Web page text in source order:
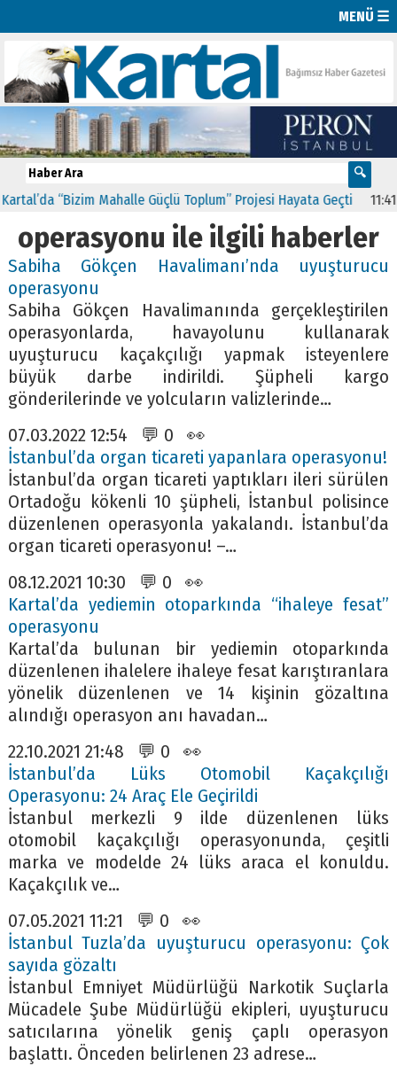
MENÜ ☰
“Bizim Mahalle Güçlü Toplum” Projesi Hayata Geçti 11:41 CHP
operasyonu ile ilgili haberler
Sabiha Gökçen Havalimanı’nda uyuşturucu
operasyonu
Sabiha Gökçen Havalimanında gerçekleştirilen
operasyonlarda, havayolunu kullanarak
uyuşturucu kaçakçılığı yapmak isteyenlere
büyük darbe indirildi. Şüpheli kargo
gönderilerinde ve yolcuların valizlerinde…
07.03.2022 12:54 💬 0 👀
İstanbul’da organ ticareti yapanlara operasyonu!
İstanbul’da organ ticareti yaptıkları ileri sürülen
Ortadoğu kökenli 10 şüpheli, İstanbul polisince
düzenlenen operasyonla yakalandı. İstanbul’da
organ ticareti operasyonu! –…
08.12.2021 10:30 💬 0 👀
Kartal’da yediemin otoparkında “ihaleye fesat”
operasyonu
Kartal’da bulunan bir yediemin otoparkında
düzenlenen ihalelere ihaleye fesat karıştıranlara
yönelik düzenlenen ve 14 kişinin gözaltına
alındığı operasyon anı havadan…
22.10.2021 21:48 💬 0 👀
İstanbul’da Lüks Otomobil Kaçakçılığı
Operasyonu: 24 Araç Ele Geçirildi
İstanbul merkezli 9 ilde düzenlenen lüks
otomobil kaçakçılığı operasyonunda, çeşitli
marka ve modelde 24 lüks araca el konuldu.
Kaçakçılık ve…
07.05.2021 11:21 💬 0 👀
İstanbul Tuzla’da uyuşturucu operasyonu: Çok
sayıda gözaltı
İstanbul Emniyet Müdürlüğü Narkotik Suçlarla
Mücadele Şube Müdürlüğü ekipleri, uyuşturucu
satıcılarına yönelik geniş çaplı operasyon
başlattı. Önceden belirlenen 23 adrese…